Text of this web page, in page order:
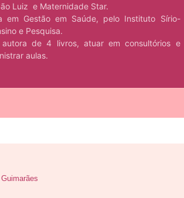
Luiz e Maternidade Star.
em Gestão em Saúde, pelo Instituto Sírio-
e Pesquisa.
de 4 livros, atuar em consultórios e
aulas.